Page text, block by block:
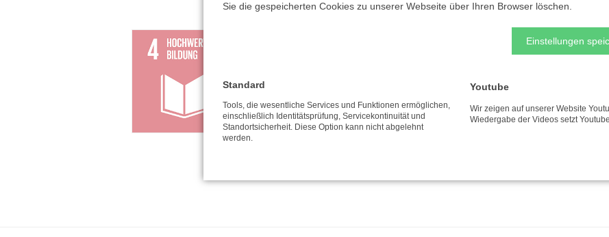
Sie die gespeicherten Cookies zu unserer Webseite über Ihren Browser löschen.
Einstellungen
Standard
Tools, die wesentliche Services und Funktionen ermöglichen,
einschließlich Identitätsprüfung, Servicekontinuität und
Standortsicherheit. Diese Option kann nicht abgelehnt
werden.
Youtube
Wir zeigen auf unserer Website
Wiedergabe der Videos setzt